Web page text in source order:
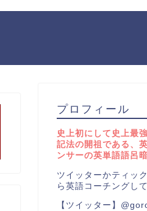
プロフィール
史上初にして史上最
記法の開祖である、
ンサーの英単語語呂
ツイッターかティッ
ら英語コーチングし
【ツイッター】